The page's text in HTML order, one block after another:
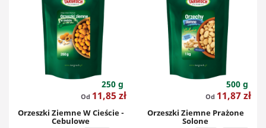
250 g
Od Cena
11,85 zł
Orzeszki Ziemne W Cieście -
Cebulowe
500 g
Od Cena
11,87 zł
Orzeszki Ziemne Prażone
Solone